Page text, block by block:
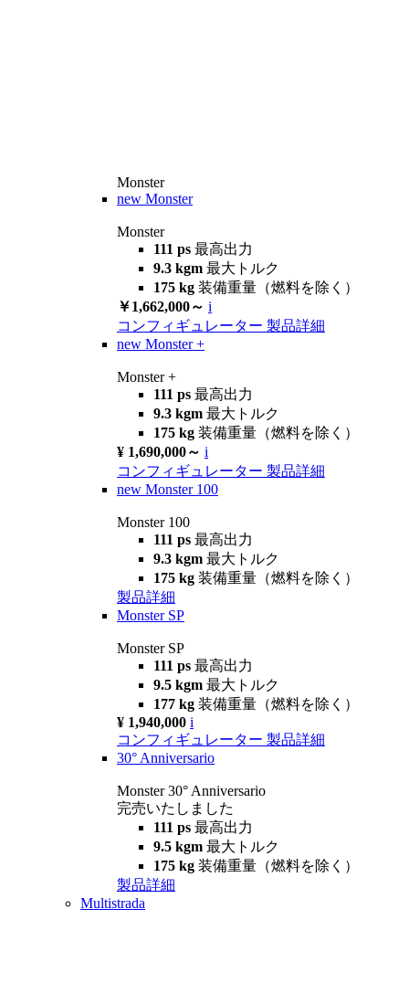
Monster
new Monster
Monster
111 ps 最高出力
9.3 kgm 最大トルク
175 kg 装備重量（燃料を除く）
￥1,662,000～ i
コンフィギュレーター 製品詳細
new Monster +
Monster +
111 ps 最高出力
9.3 kgm 最大トルク
175 kg 装備重量（燃料を除く）
¥ 1,690,000～ i
コンフィギュレーター 製品詳細
new Monster 100
Monster 100
111 ps 最高出力
9.3 kgm 最大トルク
175 kg 装備重量（燃料を除く）
製品詳細
Monster SP
Monster SP
111 ps 最高出力
9.5 kgm 最大トルク
177 kg 装備重量（燃料を除く）
¥ 1,940,000 i
コンフィギュレーター 製品詳細
30° Anniversario
Monster 30° Anniversario
完売いたしました
111 ps 最高出力
9.5 kgm 最大トルク
175 kg 装備重量（燃料を除く）
製品詳細
Multistrada